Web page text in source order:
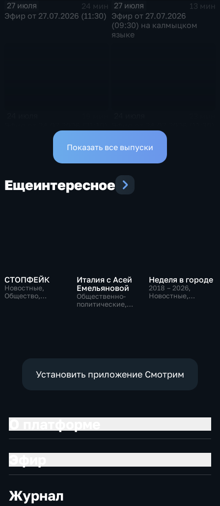
27 июля
24 мин
Эфир от 27.07.2026 (11:30)
27 июля
13 мин
Эфир от 27.07.2026
(09:30) на калмыцком
языке
Показать все выпуски
Ещеинтересное
СТОПФЕЙК
Новостные,
Общество,
Италия с Асей
Емельяновой
Общественно-
политические,
Неделя в городе
2018 – 2026,
Новостные,
Установить приложение Смотрим
Журнал